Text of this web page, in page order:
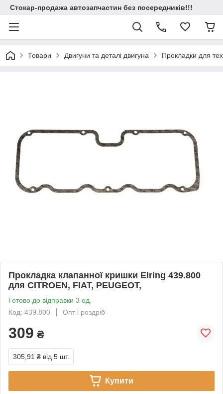
Стокар-продажа автозапчастин без посередників!!!
Товари Двигуни та деталі двигуна Прокладки для
Прокладка клапанної кришки Elring 439.800
для CITROEN, FIAT, PEUGEOT,
Готово до відправки 3 од.
Код: 439.800
Опт і роздріб
309 ₴
305,91 ₴ від 5 шт.
Купити